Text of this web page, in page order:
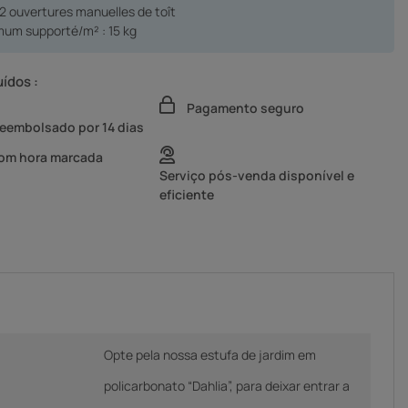
ouvertures manuelles de toît
supporté/m² : 15 kg
:
por 14 dias
Pagamento seguro
hora marcada
Serviço pós-venda disponível e
eficiente
Opte pela nossa estufa de jardim em
policarbonato “Dahlia”, para deixar entrar a